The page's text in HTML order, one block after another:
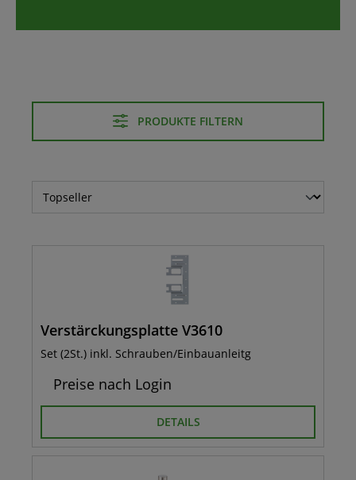
PRODUKTE FILTERN
Verstärckungsplatte V3610
Set (2St.) inkl. Schrauben/Einbauanleitg
Preise nach Login
DETAILS